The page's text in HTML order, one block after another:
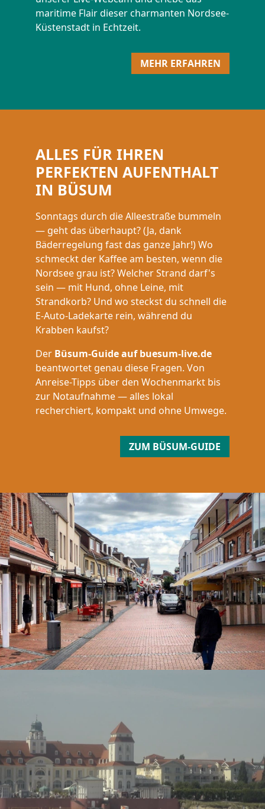
maritime Flair dieser charmanten Nordsee-
Küstenstadt in Echtzeit.
MEHR ERFAHREN
ALLES FÜR IHREN
PERFEKTEN AUFENTHALT
IN BÜSUM
Sonntags durch die Alleestraße bummeln
— geht das überhaupt? (Ja, dank
Bäderregelung fast das ganze Jahr!) Wo
schmeckt der Kaffee am besten, wenn die
Nordsee grau ist? Welcher Strand darf's
sein — mit Hund, ohne Leine, mit
Strandkorb? Und wo steckst du schnell die
E-Auto-Ladekarte rein, während du
Krabben kaufst?
Der Büsum-Guide auf buesum-live.de
beantwortet genau diese Fragen. Von
Anreise-Tipps über den Wochenmarkt bis
zur Notaufnahme — alles lokal
recherchiert, kompakt und ohne Umwege.
ZUM BÜSUM-GUIDE